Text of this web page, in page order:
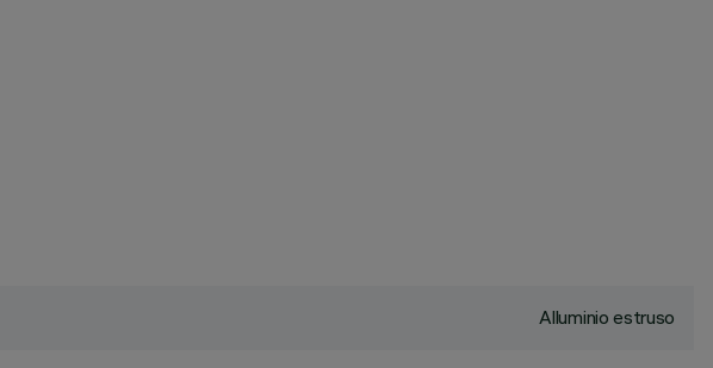
Alluminio estruso